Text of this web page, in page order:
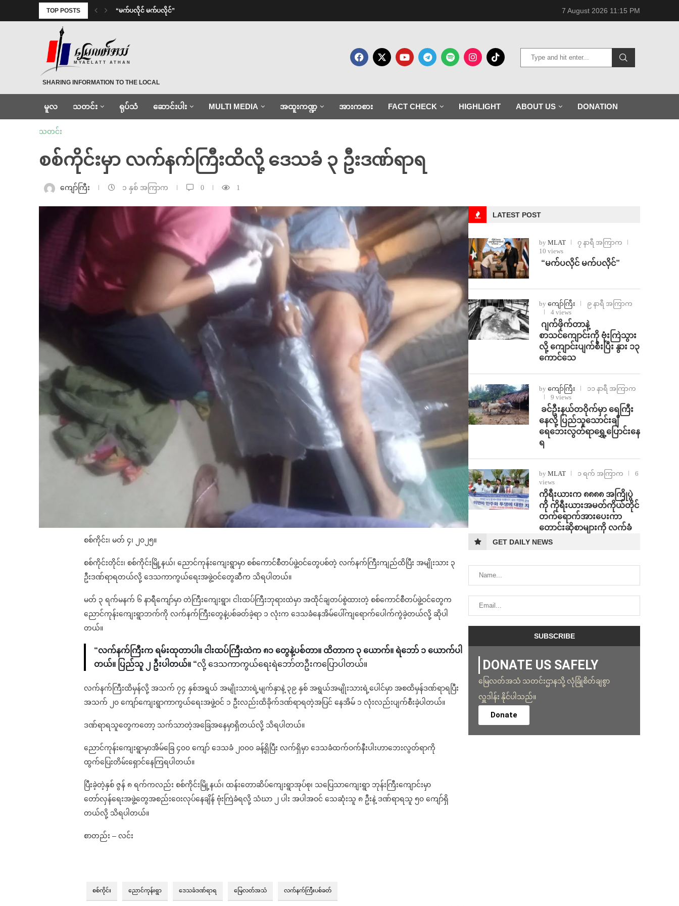
TOP POSTS ⁨ ⁨“မက်ပလိုင် မက်ပလိုင်” 7 August 2026 11:15 PM
MYAELATT ATHAN
SHARING INFORMATION TO THE LOCAL
မူလ သတင်း ရုပ်သံ ဆောင်းပါး MULTI MEDIA အထူးကဏ္ဍ အားကစား FACT CHECK HIGHLIGHT ABOUT US DONATION
သတင်း
စစ်ကိုင်းမှာ လက်နက်ကြီးထိလို့ ဒေသခံ ၃ ဦးဒဏ်ရာရ
ကျော်ကြီး ၁ နှစ် အကြာက 0 1
စစ်ကိုင်း၊ မတ် ၄၊ ၂၀၂၅။
စစ်ကိုင်းတိုင်း၊ စစ်ကိုင်းမြို့နယ်၊ ညောင်ကုန်းကျေးရွာမှာ စစ်ကောင်စီတပ်ဖွဲ့ဝင်တွေပစ်တဲ့ လက်နက်ကြီးကျည်ထိပြီး အမျိုးသား ၃
ဦးဒဏ်ရာရတယ်လို့ ဒေသကာကွယ်ရေးအဖွဲ့ဝင်တွေဆီက သိရပါတယ်။
မတ် ၃ ရက်မနက် ၆ နာရီကျော်မှာ တဲကြီးကျေးရွာ၊ ငါးထပ်ကြီးဘုရားထဲမှာ အထိုင်ချတပ်စွဲထားတဲ့ စစ်ကောင်စီတပ်ဖွဲ့ဝင်တွေက
ညောင်ကုန်းကျေးရွာဘက်ကို လက်နက်ကြီးတွေနဲ့ပစ်ခတ်ခဲ့ရာ ၁ လုံးက ဒေသခံနေအိမ်ပေါ်ကျရောက်ပေါက်ကွဲခဲ့တယ်လို့ ဆိုပါ
တယ်။
“လက်နက်ကြီးက ရမ်းထုတာပါ။ ငါးထပ်ကြီးထဲက ၈၁ တွေနဲ့ပစ်တာ။ ထိတာက ၃ ယောက်။ ရဲဘော် ၁ ယောက်ပါ
တယ်။ ပြည်သူ ၂ ဦးပါတယ်။ “လို့ ဒေသကာကွယ်ရေးရဲဘော်တဦးကပြောပါတယ်။
လက်နက်ကြီးထိမှန်လို့ အသက် ၇၄ နှစ်အရွယ် အမျိုးသားရဲ့မျက်နှာနဲ့ ၃၉ နှစ် အရွယ်အမျိုးသားရဲ့ပေါင်မှာ အစထိမှန်ဒဏ်ရာရပြီး
အသက် ၂၀ ကျော်ကျေးရွာကာကွယ်ရေးအဖွဲ့ဝင် ၁ ဦးလည်းထိခိုက်ဒဏ်ရာရတဲ့အပြင် နေအိမ် ၁ လုံးလည်းပျက်စီးခဲ့ပါတယ်။
ဒဏ်ရာရသူတွေကတော့ သက်သာတဲ့အခြေအနေမှာရှိတယ်လို့ သိရပါတယ်။
ညောင်ကုန်းကျေးရွာမှာအိမ်ခြေ ၄၀၀ ကျော် ဒေသခံ ၂၀၀၀ ခန့်ရှိပြီး လက်ရှိမှာ ဒေသခံထက်ဝက်နီးပါးဟာဘေးလွတ်ရာကို
ထွက်ပြေးတိမ်းရှောင်နေကြရပါတယ်။
ပြီးခဲ့တဲ့နှစ် ဇွန် ၈ ရက်ကလည်း စစ်ကိုင်းမြို့နယ်၊ ထန်းတောဆိပ်ကျေးရွာအုပ်စု၊ သပြေသာကျေးရွာ ဘုန်းကြီးကျောင်းမှာ
တော်လှန်ရေးအဖွဲ့တွေအစည်းဝေးလုပ်နေချိန် ဗုံးကြဲခံရလို့ သံဃာ ၂ ပါး အပါအဝင် သေဆုံးသူ ၈ ဦးနဲ့ ဒဏ်ရာရသူ ၅၀ ကျော်ရှိ
တယ်လို့ သိရပါတယ်။
စာတည်း – လင်း
စစ်ကိုင်း ညောင်ကုန်းရွာ ဒေသခံဒဏ်ရာရ မြေလတ်အသံ လက်နက်ကြီးပစ်ခတ်
LATEST POST
by MLAT
၇ နာရီ အကြာက
10 views
⁨ ⁨“မက်ပလိုင် မက်ပလိုင်”
by ကျော်ကြီး
၉ နာရီ အကြာက
4 views
⁨⁩ ⁨ဂျက်ဖိုက်တာနဲ့
စာသင်ကျောင်းကို ဗုံးကြဲသွား
လို့ ကျောင်းပျက်စီးပြီး နွား ၁၃
ကောင်သေ
by ကျော်ကြီး
၁၁ နာရီ အကြာက
9 views
⁩ ⁨ခင်ဦးနယ်တဝိုက်မှာ ရေကြီး
နေလို့ ပြည်သူသောင်းချီ
ရေဘေးလွတ်ရာရွှေ့ပြောင်းနေ
ရ
by MLAT ၁ ရက် အကြာက
6
views
ကိုရီးယားက ၈၈၈၈ အကြိုပွဲ
ကို ကိုရီးယားအမတ်ကိုယ်တိုင်
တက်ရောက်အားပေးကာ
တောင်းဆိုစာများကို လက်ခံ
GET DAILY NEWS
DONATE US SAFELY
မြေလတ်အသံ သတင်းဌာနသို့ လုံခြုံစိတ်ချစွာ
လှူဒါန်း နိုင်ပါသည်။
Donate